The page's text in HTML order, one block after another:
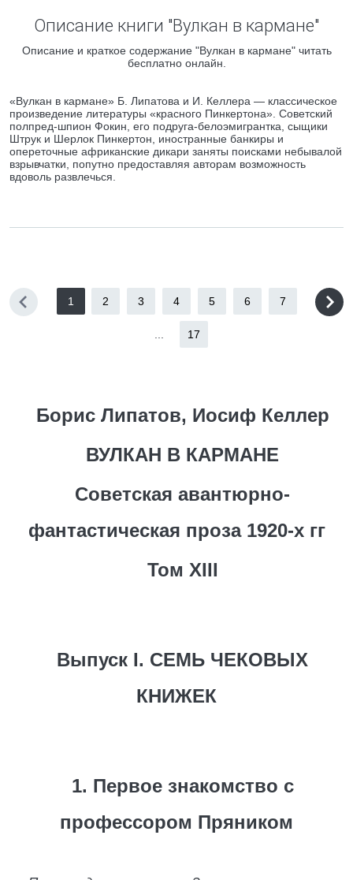
Описание книги "Вулкан в кармане"
Описание и краткое содержание "Вулкан в кармане" читать
бесплатно онлайн.
«Вулкан в кармане» Б. Липатова и И. Келлера — классическое
произведение литературы «красного Пинкертона». Советский
полпред-шпион Фокин, его подруга-белоэмигрантка, сыщики
Штрук и Шерлок Пинкертон, иностранные банкиры и
опереточные африканские дикари заняты поисками небывалой
взрывчатки, попутно предоставляя авторам возможность
вдоволь развлечься.
1 2 3 4 5 6 7
17
Борис Липатов, Иосиф Келлер
ВУЛКАН В КАРМАНЕ
Советская авантюрно-
фантастическая проза 1920-х гг
Том XIII
Выпуск I. СЕМЬ ЧЕКОВЫХ
КНИЖЕК
1. Первое знакомство с
профессором Пряником